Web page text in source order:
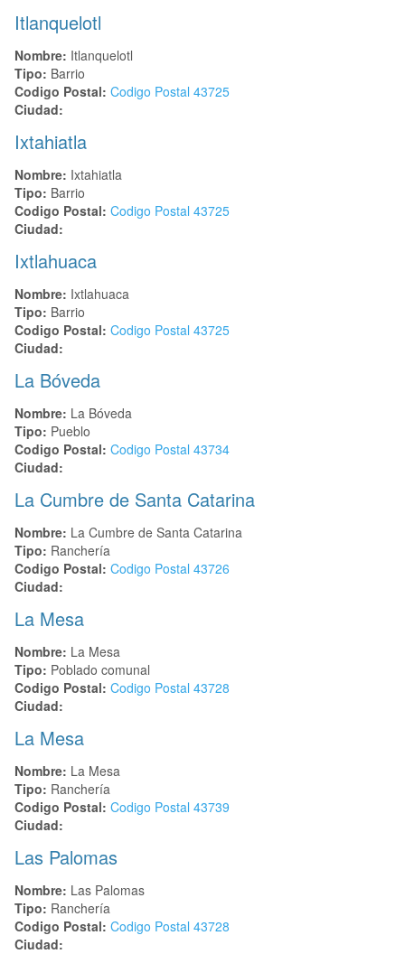
Itlanquelotl
Nombre: Itlanquelotl
Tipo: Barrio
Codigo Postal: Codigo Postal 43725
Ciudad:
Ixtahiatla
Nombre: Ixtahiatla
Tipo: Barrio
Codigo Postal: Codigo Postal 43725
Ciudad:
Ixtlahuaca
Nombre: Ixtlahuaca
Tipo: Barrio
Codigo Postal: Codigo Postal 43725
Ciudad:
La Bóveda
Nombre: La Bóveda
Tipo: Pueblo
Codigo Postal: Codigo Postal 43734
Ciudad:
La Cumbre de Santa Catarina
Nombre: La Cumbre de Santa Catarina
Tipo: Ranchería
Codigo Postal: Codigo Postal 43726
Ciudad:
La Mesa
Nombre: La Mesa
Tipo: Poblado comunal
Codigo Postal: Codigo Postal 43728
Ciudad:
La Mesa
Nombre: La Mesa
Tipo: Ranchería
Codigo Postal: Codigo Postal 43739
Ciudad:
Las Palomas
Nombre: Las Palomas
Tipo: Ranchería
Codigo Postal: Codigo Postal 43728
Ciudad: